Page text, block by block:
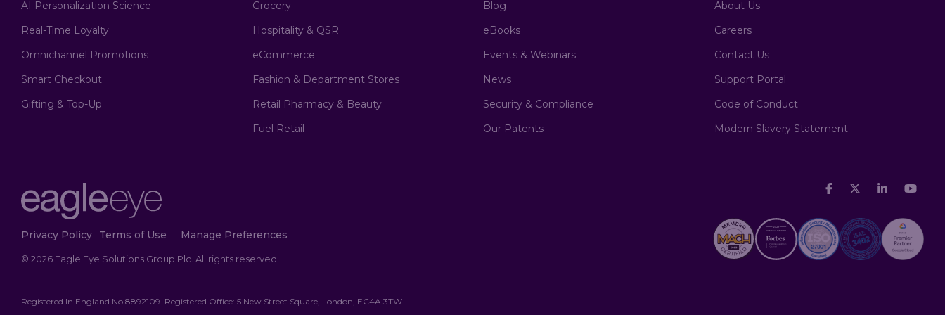
AI Personalization Science
Real-Time Loyalty
Omnichannel Promotions
Smart Checkout
Gifting & Top-Up
Grocery
Hospitality & QSR
eCommerce
Fashion & Department Stores
Retail Pharmacy & Beauty
Fuel Retail
Blog
eBooks
Events & Webinars
News
Security & Compliance
Our Patents
About Us
Careers
Contact Us
Support Portal
Code of Conduct
Modern Slavery Statement
Privacy Policy Terms of Use Manage Preferences
© 2026 Eagle Eye Solutions Group Plc. All rights reserved.
Facebook Linkedin
Registered In England No 8892109. Registered Office: 5 New Street Square, London, EC4A 3TW